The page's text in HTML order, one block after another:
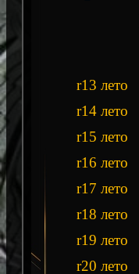
r13 лето
r14 лето
r15 лето
r16 лето
r17 лето
r18 лето
r19 лето
r20 лето